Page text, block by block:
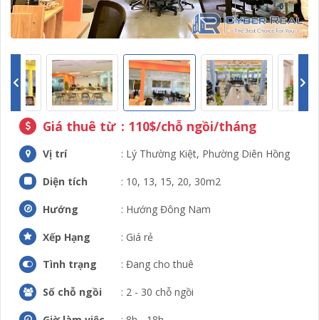
Giá thuê từ : 110$/chỗ ngồi/tháng
Vị trí : Lý Thường Kiệt, Phường Diên Hồng
Diện tích : 10, 13, 15, 20, 30m2
Hướng : Hướng Đông Nam
Xếp Hạng : Giá rẻ
Tình trạng : Đang cho thuê
Số chỗ ngồi : 2 - 30 chỗ ngồi